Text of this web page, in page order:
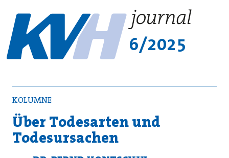
6/2025
Über Todesarten und
Todesursachen
KOLUMNE